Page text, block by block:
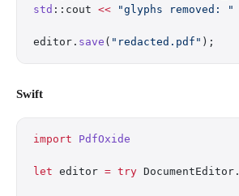
std ::cout << "glyphs removed: "
editor. save ( "redacted.pdf" );
Swift
import PdfOxide
let editor = try DocumentEditor.